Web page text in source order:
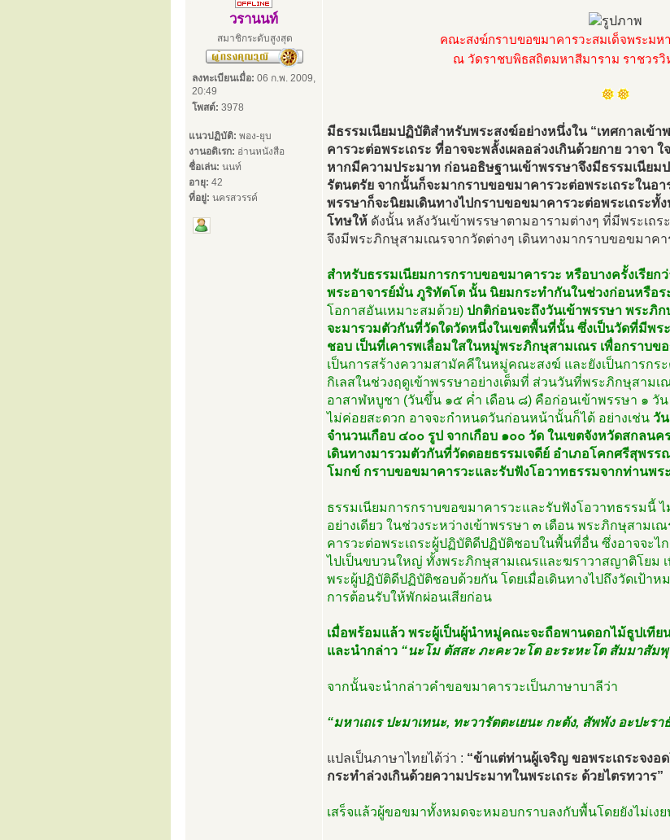
วรานนท์
สมาชิกระดับสูงสุด
ลงทะเบียนเมื่อ: 06 ก.พ. 2009,
20:49
โพสต์: 3978
แนวปฏิบัติ: พอง-ยุบ
งานอดิเรก: อ่านหนังสือ
ชื่อเล่น: นนท์
อายุ: 42
ที่อยู่: นครสวรรค์
คณะสงฆ์กราบขอขมาคารวะสมเด็จพระมห
ณ วัดราชบพิธสถิตมหาสีมาราม ราชวรวิ
มีธรรมเนียมปฏิบัติสำหรับพระสงฆ์อย่างหนึ่งใน “เทศกาลเข้
คารวะต่อพระเถระ ที่อาจจะพลั้งเผลอล่วงเกินด้วยกาย วาจา
หากมีความประมาท ก่อนอธิษฐานเข้าพรรษาจึงมีธรรมเนีย
รัตนตรัย จากนั้นก็จะมากราบขอขมาคารวะต่อพระเถระในอ
พรรษาก็จะนิยมเดินทางไปกราบขอขมาคารวะต่อพระเถระทั้
โทษให้ ดังนั้น หลังวันเข้าพรรษาตามอารามต่างๆ ที่มีพระเถ
จึงมีพระภิกษุสามเณรจากวัดต่างๆ เดินทางมากราบขอขมาค
สำหรับธรรมเนียมการกราบขอขมาคารวะ หรือบางครั้งเรีย
พระอาจารย์มั่น ภูริทัตโต นั้น นิยมกระทำกันในช่วงก่อนหรือร
โอกาสอันเหมาะสมด้วย) ปกติก่อนจะถึงวันเข้าพรรษา พระภิ
จะมารวมตัวกันที่วัดใดวัดหนึ่งในเขตพื้นที่นั้น ซึ่งเป็นวัดที่มีพ
ชอบ เป็นที่เคารพเลื่อมใสในหมู่พระภิกษุสามเณร เพื่อกราบข
เป็นการสร้างความสามัคคีในหมู่คณะสงฆ์ และยังเป็นการกร
กิเลสในช่วงฤดูเข้าพรรษาอย่างเต็มที่ ส่วนวันที่พระภิกษุสาม
อาสาฬหบูชา (วันขึ้น ๑๕ ค่ำ เดือน ๘) คือก่อนเข้าพรรษา ๑ วั
ไม่ค่อยสะดวก อาจจะกำหนดวันก่อนหน้านั้นก็ได้ อย่างเช่น วั
จำนวนเกือบ ๔๐๐ รูป จากเกือบ ๑๐๐ วัด ในเขตจังหวัดสกลน
เดินทางมารวมตัวกันที่วัดดอยธรรมเจดีย์ อำเภอโคกศรีสุพร
โมกข์ กราบขอขมาคารวะและรับฟังโอวาทธรรมจากท่านพร
ธรรมเนียมการกราบขอขมาคารวะและรับฟังโอวาทธรรมนี้
อย่างเดียว ในช่วงระหว่างเข้าพรรษา ๓ เดือน พระภิกษุสาม
คารวะต่อพระเถระผู้ปฏิบัติดีปฏิบัติชอบในพื้นที่อื่น ซึ่งอาจจะไ
ไปเป็นขบวนใหญ่ ทั้งพระภิกษุสามเณรและฆราวาสญาติโยม
พระผู้ปฏิบัติดีปฏิบัติชอบด้วยกัน โดยเมื่อเดินทางไปถึงวัดเป้า
การต้อนรับให้พักผ่อนเสียก่อน
เมื่อพร้อมแล้ว พระผู้เป็นผู้นำหมู่คณะจะถือพานดอกไม้ธูปเทีย
และนำกล่าว “นะโม ตัสสะ ภะคะวะโต อะระหะโต สัมมาสัม
จากนั้นจะนำกล่าวคำขอขมาคารวะเป็นภาษาบาลีว่า
“มหาเถเร ปะมาเทนะ, ทะวารัตตะเยนะ กะตัง, สัพพัง อะปะร
แปลเป็นภาษาไทยได้ว่า : “ข้าแต่ท่านผู้เจริญ ขอพระเถระจง
กระทำล่วงเกินด้วยความประมาทในพระเถระ ด้วยไตรทวาร”
เสร็จแล้วผู้ขอขมาทั้งหมดจะหมอบกราบลงกับพื้นโดยยังไม่เง